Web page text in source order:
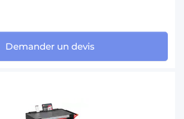
Demander un devis